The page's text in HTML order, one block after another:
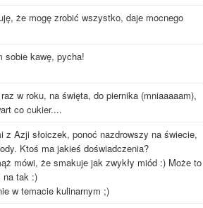
że mogę zrobić wszystko, daje mocnego
sobie kawę, pycha!
w roku, na święta, do piernika (mniaaaaam),
co cukier....
z Azji słoiczek, ponoć nazdrowszy na świecie,
Ktoś ma jakieś doświadczenia?
mówi, że smakuje jak zwykły miód :) Może to
na tak :)
w temacie kulinarnym ;)